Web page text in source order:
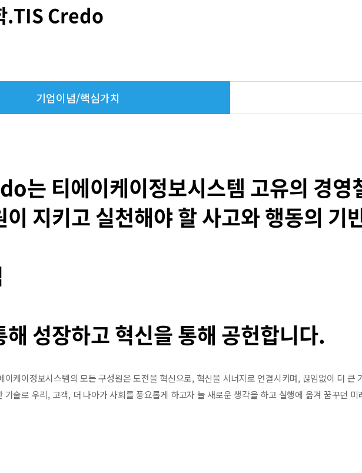
.TIS Credo
기업이념/핵심가치
는 티에이케이정보시스템 고유의 경
이 지키고 실천해야 할 사고와 행동의 기
해 성장하고 혁신을 통해 공헌합니다.
이케이정보시스템의 모든 구성원은 도전을 혁신으로, 혁신을 시너지로 연결시키며, 끊임없이 더 큰
기술로 우리, 고객, 더 나아가 사회를 풍요롭게 하고자 늘 새로운 생각을 하고 실행에 옮겨 꿈꾸던 미